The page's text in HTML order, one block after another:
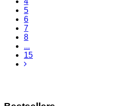
5
6
7
8
...
15